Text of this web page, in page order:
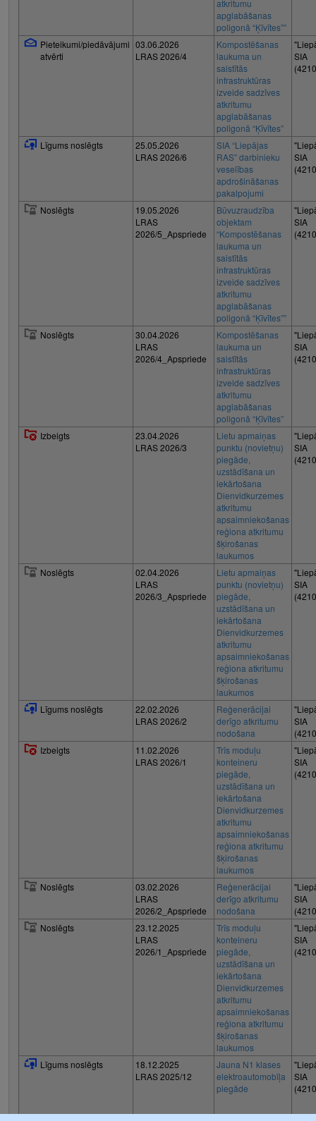
atkritumu
apglabāšanas
poligonā “Ķīvītes””
Pieteikumi/piedāvājumi
atvērti
03.06.2026
LRAS 2026/4
Kompostēšanas
laukuma un
saistītās
infrastruktūras
izveide sadzīves
atkritumu
apglabāšanas
poligonā “Ķīvītes”
SIA
Līgums noslēgts
25.05.2026
LRAS 2026/6
SIA “Liepājas
RAS” darbinieku
veselības
apdrošināšanas
pakalpojumi
SIA
Noslēgts
19.05.2026
LRAS
2026/5_Apspriede
Būvuzraudzība
objektam
“Kompostēšanas
laukuma un
saistītās
infrastruktūras
izveide sadzīves
atkritumu
apglabāšanas
poligonā “Ķīvītes””
SIA
Noslēgts
30.04.2026
LRAS
2026/4_Apspriede
Kompostēšanas
laukuma un
saistītās
infrastruktūras
izveide sadzīves
atkritumu
apglabāšanas
poligonā “Ķīvītes”
SIA
Izbeigts
23.04.2026
LRAS 2026/3
Lietu apmaiņas
punktu (novietņu)
piegāde,
uzstādīšana un
iekārtošana
Dienvidkurzemes
atkritumu
apsaimniekošanas
reģiona atkritumu
šķirošanas
laukumos
SIA
Noslēgts
02.04.2026
LRAS
2026/3_Apspriede
Lietu apmaiņas
punktu (novietņu)
piegāde,
uzstādīšana un
iekārtošana
Dienvidkurzemes
atkritumu
apsaimniekošanas
reģiona atkritumu
šķirošanas
laukumos
SIA
Līgums noslēgts
22.02.2026
LRAS 2026/2
Reģenerācijai
derīgo atkritumu
nodošana
SIA
Izbeigts
11.02.2026
LRAS 2026/1
Trīs moduļu
konteineru
piegāde,
uzstādīšana un
iekārtošana
Dienvidkurzemes
atkritumu
apsaimniekošanas
reģiona atkritumu
šķirošanas
laukumos
SIA
Noslēgts
03.02.2026
LRAS
2026/2_Apspriede
Reģenerācijai
derīgo atkritumu
nodošana
SIA
Noslēgts
23.12.2025
LRAS
2026/1_Apspriede
Trīs moduļu
konteineru
piegāde,
uzstādīšana un
iekārtošana
Dienvidkurzemes
atkritumu
apsaimniekošanas
reģiona atkritumu
šķirošanas
laukumos
SIA
Līgums noslēgts
18.12.2025
LRAS 2025/12
Jauna N1 klases
elektroautomobīļa
piegāde
SIA